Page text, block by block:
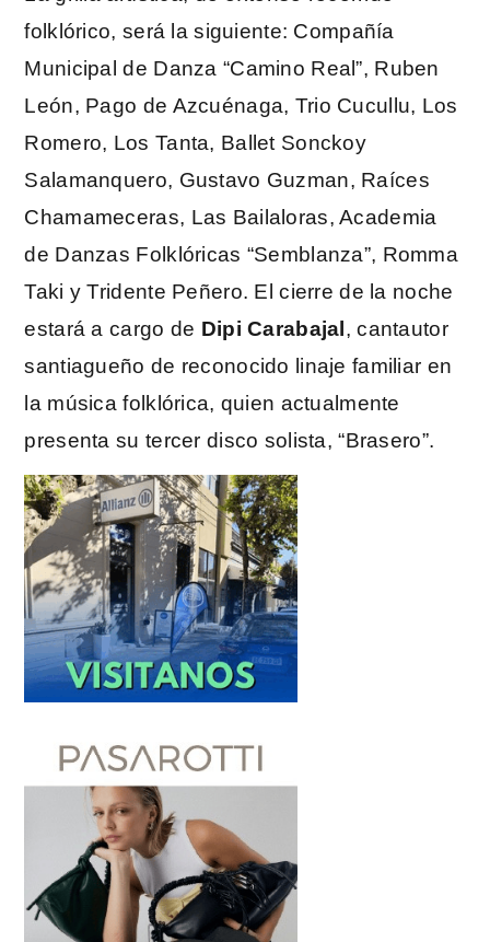
folklórico, será la siguiente: Compañía
Municipal de Danza “Camino Real”, Ruben
León, Pago de Azcuénaga, Trio Cucullu, Los
Romero, Los Tanta, Ballet Sonckoy
Salamanquero, Gustavo Guzman, Raíces
Chamameceras, Las Bailaloras, Academia
de Danzas Folklóricas “Semblanza”, Romma
Taki y Tridente Peñero. El cierre de la noche
estará a cargo de Dipi Carabajal, cantautor
santiagueño de reconocido linaje familiar en
la música folklórica, quien actualmente
presenta su tercer disco solista, “Brasero”.